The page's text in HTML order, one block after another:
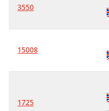
3550
15008
1725